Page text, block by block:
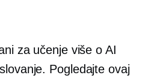
za učenje više o AI
Pogledajte ovaj